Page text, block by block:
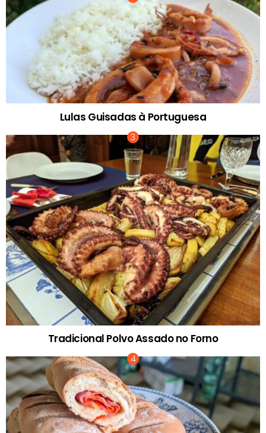
Lulas Guisadas à Portuguesa
Tradicional Polvo Assado no Forno